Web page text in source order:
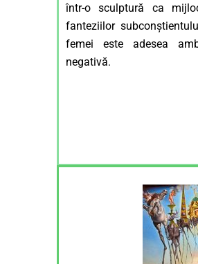
într-o sculptură ca
fanteziilor
femei este adesea
negativă.